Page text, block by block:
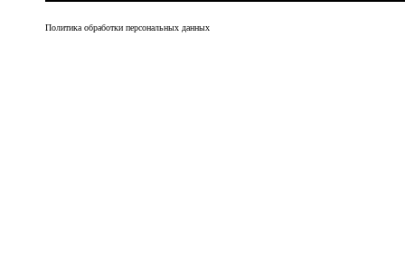
Политика обработки персональных данных